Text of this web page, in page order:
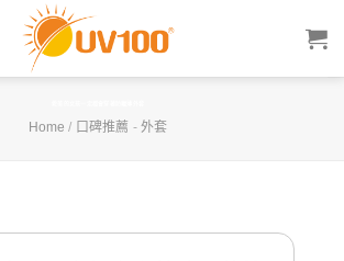
Home / 口碑推薦 - 外套